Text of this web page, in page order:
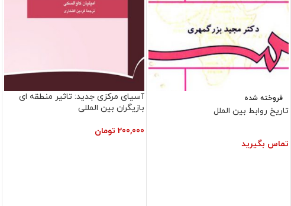
فروخته شده
تاریخ روابط بین الملل
تماس بگیرید
آسیای مرکزی جدید: تاثیر منطقه ای
بازیگران بین المللی
200,000 تومان